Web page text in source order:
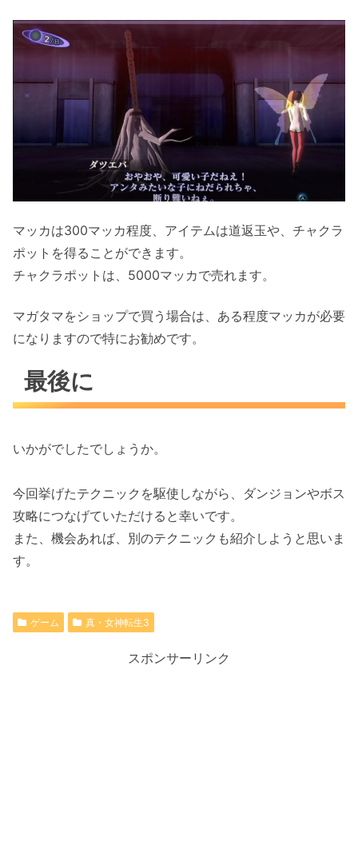
マッカは300マッカ程度、アイテムは道返玉や、チャクラ
ポットを得ることができます。
チャクラポットは、5000マッカで売れます。
マガタマをショップで買う場合は、ある程度マッカが必要
になりますので特にお勧めです。
最後に
いかがでしたでしょうか。
今回挙げたテクニックを駆使しながら、ダンジョンやボス
攻略につなげていただけると幸いです。
また、機会あれば、別のテクニックも紹介しようと思いま
す。
ゲーム 真・女神転生3
スポンサーリンク